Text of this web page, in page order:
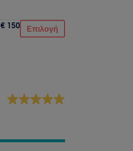
€ 150 Επιλογή